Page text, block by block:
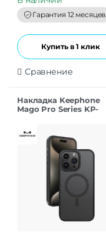
o
f
5
Гарантия 12 месяцев
Купить в 1 клик
Сравнение
Накладка Keephone
Mago Pro Series KP-